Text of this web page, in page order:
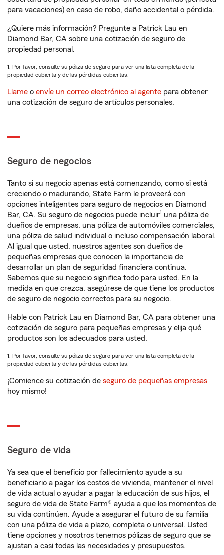
para vacaciones) en caso de robo, daño accidental o pérdida.
¿Quiere más información? Pregunte a Patrick Lau en
Diamond Bar, CA sobre una cotización de seguro de
propiedad personal.
1. Por favor, consulte su póliza de seguro para ver una lista completa de la
propiedad cubierta y de las pérdidas cubiertas.
Llame o envíe un correo electrónico al agente para obtener
una cotización de seguro de artículos personales.
Seguro de negocios
Tanto si su negocio apenas está comenzando, como si está
creciendo o madurando, State Farm le proveerá con
opciones inteligentes para seguro de negocios en Diamond
Bar, CA. Su seguro de negocios puede incluir1 una póliza de
dueños de empresas, una póliza de automóviles comerciales,
una póliza de salud individual o incluso compensación laboral.
Al igual que usted, nuestros agentes son dueños de
pequeñas empresas que conocen la importancia de
desarrollar un plan de seguridad financiera continua.
Sabemos que su negocio significa todo para usted. En la
medida en que crezca, asegúrese de que tiene los productos
de seguro de negocio correctos para su negocio.
Hable con Patrick Lau en Diamond Bar, CA para obtener una
cotización de seguro para pequeñas empresas y elija qué
productos son los adecuados para usted.
1. Por favor, consulte su póliza de seguro para ver una lista completa de la
propiedad cubierta y de las pérdidas cubiertas.
¡Comience su cotización de seguro de pequeñas empresas
hoy mismo!
Seguro de vida
Ya sea que el beneficio por fallecimiento ayude a su
beneficiario a pagar los costos de vivienda, mantener el nivel
de vida actual o ayudar a pagar la educación de sus hijos, el
seguro de vida de State Farm® ayuda a que los momentos de
su vida continúen. Ayude a asegurar el futuro de su familia
con una póliza de vida a plazo, completa o universal. Usted
tiene opciones y nosotros tenemos pólizas de seguro que se
ajustan a casi todas las necesidades y presupuestos.